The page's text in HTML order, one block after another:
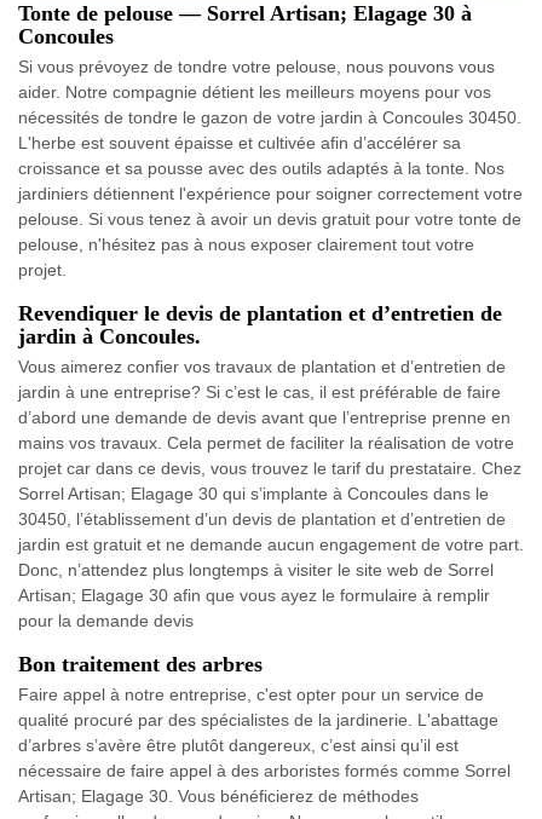
Tonte de pelouse — Sorrel Artisan; Elagage 30 à
Concoules
Si vous prévoyez de tondre votre pelouse, nous pouvons vous
aider. Notre compagnie détient les meilleurs moyens pour vos
nécessités de tondre le gazon de votre jardin à Concoules 30450.
L'herbe est souvent épaisse et cultivée afin d’accélérer sa
croissance et sa pousse avec des outils adaptés à la tonte. Nos
jardiniers détiennent l'expérience pour soigner correctement votre
pelouse. Si vous tenez à avoir un devis gratuit pour votre tonte de
pelouse, n'hésitez pas à nous exposer clairement tout votre
projet.
Revendiquer le devis de plantation et d’entretien de
jardin à Concoules.
Vous aimerez confier vos travaux de plantation et d’entretien de
jardin à une entreprise? Si c’est le cas, il est préférable de faire
d’abord une demande de devis avant que l’entreprise prenne en
mains vos travaux. Cela permet de faciliter la réalisation de votre
projet car dans ce devis, vous trouvez le tarif du prestataire. Chez
Sorrel Artisan; Elagage 30 qui s’implante à Concoules dans le
30450, l’établissement d’un devis de plantation et d’entretien de
jardin est gratuit et ne demande aucun engagement de votre part.
Donc, n’attendez plus longtemps à visiter le site web de Sorrel
Artisan; Elagage 30 afin que vous ayez le formulaire à remplir
pour la demande devis
Bon traitement des arbres
Faire appel à notre entreprise, c'est opter pour un service de
qualité procuré par des spécialistes de la jardinerie. L'abattage
d’arbres s’avère être plutôt dangereux, c’est ainsi qu’il est
nécessaire de faire appel à des arboristes formés comme Sorrel
Artisan; Elagage 30. Vous bénéficierez de méthodes